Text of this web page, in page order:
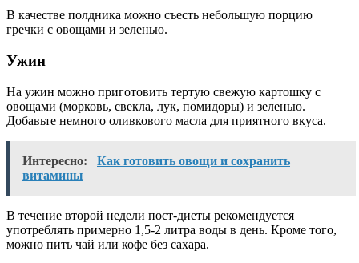
В качестве полдника можно съесть небольшую порцию
гречки с овощами и зеленью.
Ужин
На ужин можно приготовить тертую свежую картошку с
овощами (морковь, свекла, лук, помидоры) и зеленью.
Добавьте немного оливкового масла для приятного вкуса.
Интересно:
Как готовить овощи и сохранить
витамины
В течение второй недели пост-диеты рекомендуется
употреблять примерно 1,5-2 литра воды в день. Кроме того,
можно пить чай или кофе без сахара.